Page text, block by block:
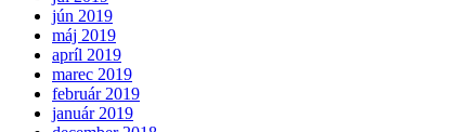
jún 2019
máj 2019
apríl 2019
marec 2019
február 2019
január 2019